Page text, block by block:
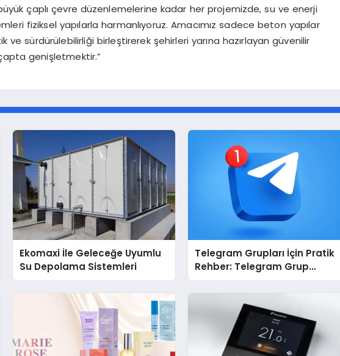
çaplı çevre düzenlemelerine kadar her projemizde, su ve enerji
fiziksel yapılarla harmanlıyoruz. Amacımız sadece beton yapılar
sürdürülebilirliği birleştirerek şehirleri yarına hazırlayan güvenilir
genişletmektir.”
Ekomaxi İle Geleceğe Uyumlu
Su Depolama Sistemleri
Telegram Grupları İçin Pratik
Rehber: Telegram Grup
Dizinleri Kullanıcılara Ne